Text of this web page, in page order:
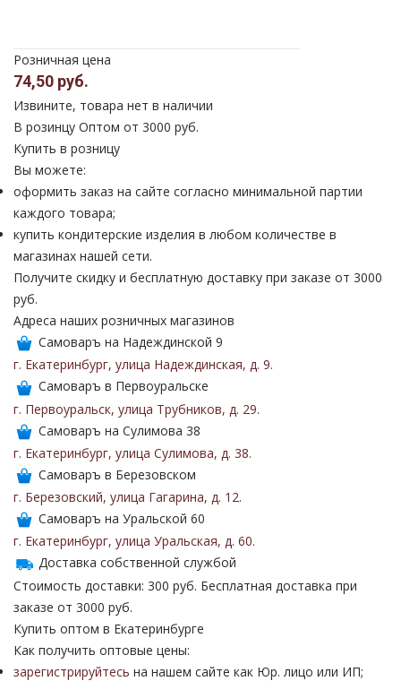
Розничная цена
74,50 руб.
Извините, товара нет в наличии
В розинцу Оптом от 3000 руб.
Купить в розницу
Вы можете:
оформить заказ на сайте согласно минимальной партии
каждого товара;
купить кондитерские изделия в любом количестве в
магазинах нашей сети.
Получите скидку и бесплатную доставку при заказе от 3000
руб.
Адреса наших розничных магазинов
Самоваръ на Надеждинской 9
г. Екатеринбург, улица Надеждинская, д. 9.
Самоваръ в Первоуральске
г. Первоуральск, улица Трубников, д. 29.
Самоваръ на Сулимова 38
г. Екатеринбург, улица Сулимова, д. 38.
Самоваръ в Березовском
г. Березовский, улица Гагарина, д. 12.
Самоваръ на Уральской 60
г. Екатеринбург, улица Уральская, д. 60.
Доставка собственной службой
Стоимость доставки: 300 руб. Бесплатная доставка при
заказе от 3000 руб.
Купить оптом в Екатеринбурге
Как получить оптовые цены:
зарегистрируйтесь на нашем сайте как Юр. лицо или ИП;